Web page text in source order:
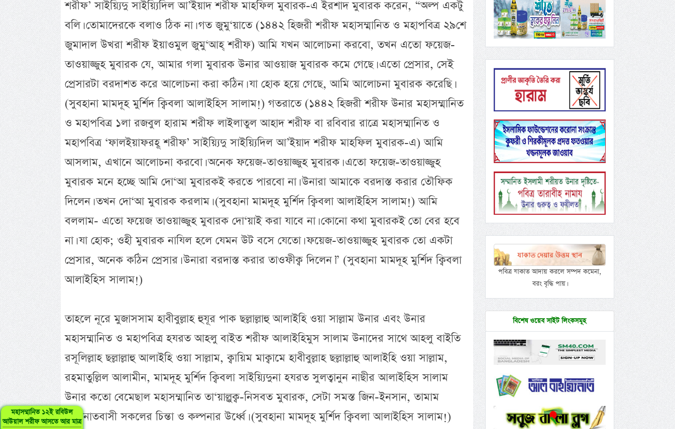
মহাসম্মানিত ১২ই রবিউল
আউয়াল শরীফ আসতে আর মাত্র
শরীফ’ সাইয়্যিদু সাইয়্যিদিল আ’ইয়াদ শরীফ মাহফিল মুবারক-এ ইরশাদ মুবারক করেন, “অল্প একটু
বলি। তোমাদেরকে বলাও ঠিক না। গত জুমু‘য়াতে (১৪৪২ হিজরী শরীফ মহাসম্মানিত ও মহাপবিত্র ২৯শে
জুমাদাল উখরা শরীফ ইয়াওমুল জুমু‘আহ্ শরীফ) আমি যখন আলোচনা করবো, তখন এতো ফয়েজ-
তাওয়াজ্জুহ মুবারক যে, আমার গলা মুবারক উনার আওয়াজ মুবারক কমে গেছে। এতো প্রেসার, সেই
প্রেসারটা বরদাশত করে আলোচনা করা কঠিন। যা হোক হয়ে গেছে, আমি আলোচনা মুবারক করেছি।
(সুবহানা মামদূহ মুর্শিদ ক্বিবলা আলাইহিস সালাম!) গতরাতে (১৪৪২ হিজরী শরীফ উনার মহাসম্মানিত
ও মহাপবিত্র ১লা রজবুল হারাম শরীফ লাইলাতুল আহাদ শরীফ বা রবিবার রাত্রে মহাসম্মানিত ও
মহাপবিত্র ‘ফালইয়াফরহূ শরীফ’ সাইয়্যিদু সাইয়্যিদিল আ’ইয়াদ শরীফ মাহফিল মুবারক-এ) আমি
আসলাম, এখানে আলোচনা করবো। অনেক ফয়েজ-তাওয়াজ্জুহ মুবারক। এতো ফয়েজ-তাওয়াজ্জুহ
মুবারক মনে হচ্ছে আমি দো‘আ মুবারকই করতে পারবো না। উনারা আমাকে বরদাস্ত করার তৌফিক
দিলেন। তখন দো‘আ মুবারক করলাম। (সুবহানা মামদূহ মুর্শিদ ক্বিবলা আলাইহিস সালাম!) আমি
বললাম- এতো ফয়েজ তাওয়াজ্জুহ মুবারক দো‘য়াই করা যাবে না। কোনো কথা মুবারকই তো বের হবে
না। যা হোক; ওহী মুবারক নাযিল হলে যেমন উট বসে যেতো। ফয়েজ-তাওয়াজ্জুহ মুবারক তো একটা
প্রেসার, অনেক কঠিন প্রেসার। উনারা বরদাস্ত করার তাওফীক্ব দিলেন।” (সুবহানা মামদূহ মুর্শিদ ক্বিবলা
আলাইহিস সালাম!)
তাহলে নূরে মুজাসসাম হাবীবুল্লাহ হুযূর পাক ছল্লাল্লাহু আলাইহি ওয়া সাল্লাম উনার এবং উনার
মহাসম্মানিত ও মহাপবিত্র হযরত আহলু বাইত শরীফ আলাইহিমুস সালাম উনাদের সাথে আহলু বাইতি
রসূলিল্লাহ ছল্লাল্লাহু আলাইহি ওয়া সাল্লাম, ক্বায়িম মাক্বামে হাবীবুল্লাহ ছল্লাল্লাহু আলাইহি ওয়া সাল্লাম,
রহমাতুল্লিল আলামীন, মামদূহ মুর্শিদ ক্বিবলা সাইয়্যিদুনা হযরত সুলত্বানুন নাছীর আলাইহিস সালাম
উনার কতো বেমেছাল মহাসম্মানিত তা‘য়াল্লুক্ব-নিসবত মুবারক, সেটা সমস্ত জিন-ইনসান, তামাম
কায়িনাতবাসী সকলের চিন্তা ও কল্পনার উর্ধ্বে। (সুবহানা মামদূহ মুর্শিদ ক্বিবলা আলাইহিস সালাম!)
পবিত্র যাকাত আদায় করলে সম্পদ কমেনা,
বরং বৃদ্ধি পায়।
বিশেষ ওয়েব সাইট লিংকসমূহ